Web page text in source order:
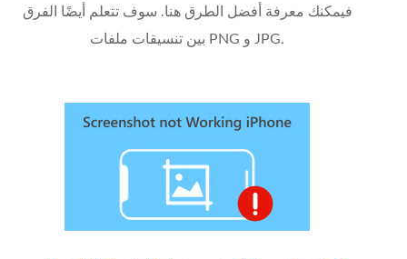
فيمكنك معرفة أفضل الطرق هنا. سوف تتعلم أيضًا الفرق
بين تنسيقات ملفات PNG و JPG.